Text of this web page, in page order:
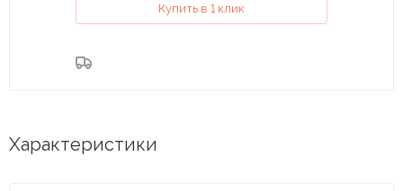
Купить в 1 клик
Характеристики